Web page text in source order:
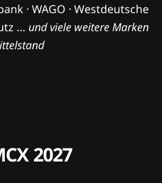
· WAGO · Westdeutsche
… und viele weitere Marken
2027